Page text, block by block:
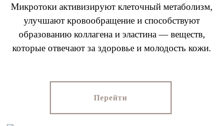
Микротоки активизируют клеточный метаболизм,
улучшают кровообращение и способствуют
образованию коллагена и эластина — веществ,
которые отвечают за здоровье и молодость кожи.
Перейти